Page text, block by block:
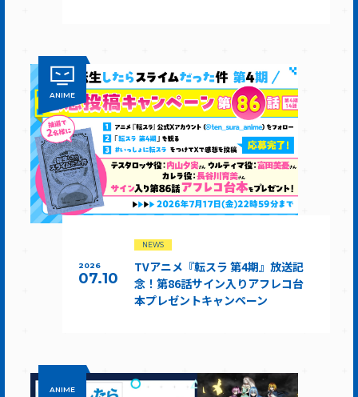
ANIME
2026
07.10
NEWS
TVアニメ『転スラ 第4期』放送記
念！第86話サイン入りアフレコ台
本プレゼントキャンペーン
ANIME